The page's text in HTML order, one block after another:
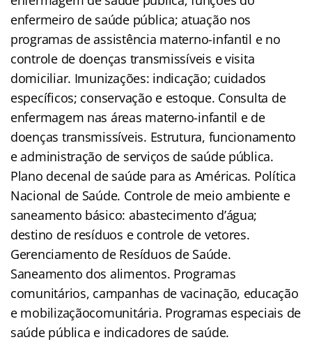
enfermeiro de saúde pública; atuação nos
programas de assistência materno-infantil e no
controle de doenças transmissíveis e visita
domiciliar. Imunizações: indicação; cuidados
específicos; conservação e estoque. Consulta de
enfermagem nas áreas materno-infantil e de
doenças transmissíveis. Estrutura, funcionamento
e administração de serviços de saúde pública.
Plano decenal de saúde para as Américas. Política
Nacional de Saúde. Controle de meio ambiente e
saneamento básico: abastecimento d’água;
destino de resíduos e controle de vetores.
Gerenciamento de Resíduos de Saúde.
Saneamento dos alimentos. Programas
comunitários, campanhas de vacinação, educação
e mobilizaçãocomunitária. Programas especiais de
saúde pública e indicadores de saúde.